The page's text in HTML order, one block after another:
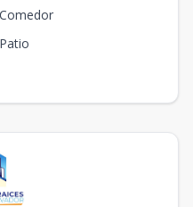
Comedor
Patio